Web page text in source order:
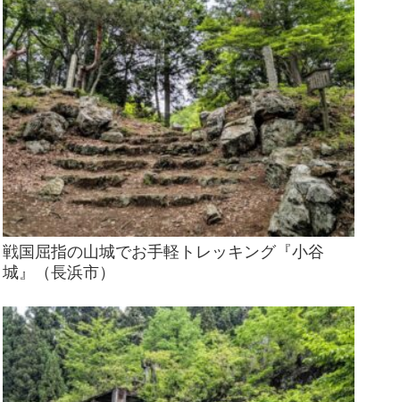
戦国屈指の山城でお手軽トレッキング『小谷
城』（長浜市）